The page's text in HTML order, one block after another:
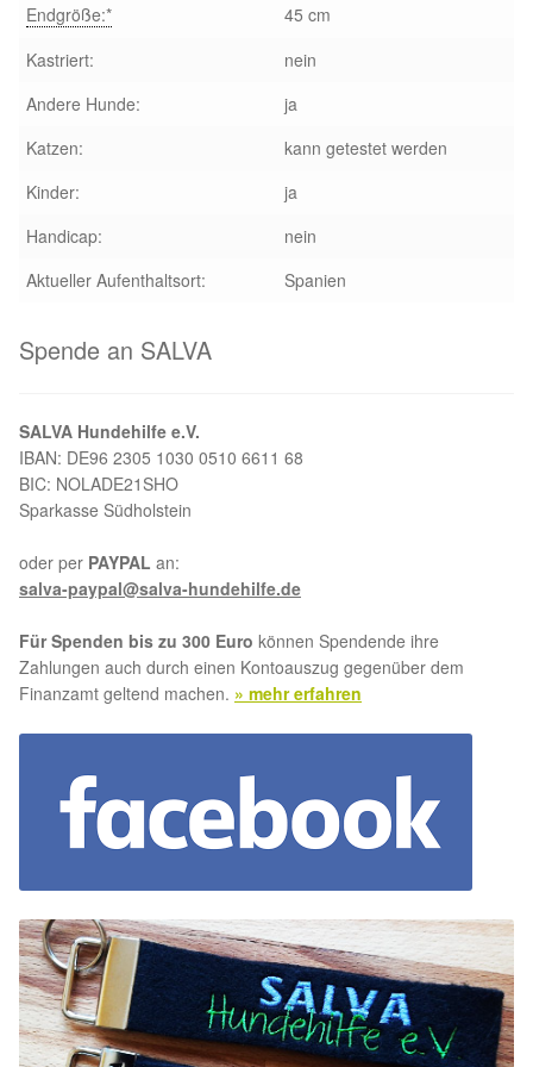
Updates „Hilfe La Linea“
Partnertierheim in Polen
Endgröße:*
45 cm
Kastriert:
nein
Andere Hunde:
ja
Katzen:
kann getestet werden
Kinder:
ja
Handicap:
nein
Aktueller Aufenthaltsort:
Spanien
Spende an SALVA
SALVA Hundehilfe e.V.
IBAN: DE96 2305 1030 0510 6611 68
BIC: NOLADE21SHO
Sparkasse Südholstein
oder per PAYPAL an:
salva-paypal@salva-hundehilfe.de
Für Spenden bis zu 300 Euro können Spendende ihre
Zahlungen auch durch einen Kontoauszug gegenüber dem
Finanzamt geltend machen. » mehr erfahren